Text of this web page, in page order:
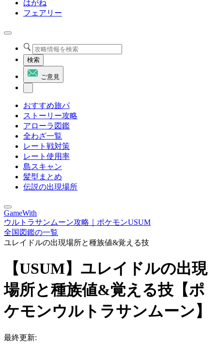
はがね
フェアリー
検索
ご意見
おすすめ旅パ
ストーリー攻略
アローラ図鑑
全わざ一覧
レート戦対策
レート使用率
島スキャン
髪型まとめ
伝説の出現場所
GameWith
ウルトラサンムーン攻略｜ポケモンUSUM
全国図鑑の一覧
ユレイドルの出現場所と種族値&覚える技
【USUM】ユレイドルの出現
場所と種族値&覚える技【ポ
ケモンウルトラサンムーン】
最終更新: